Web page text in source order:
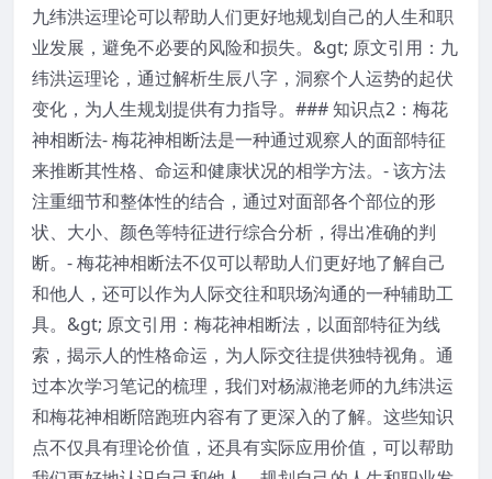
九纬洪运理论可以帮助人们更好地规划自己的人生和职
业发展，避免不必要的风险和损失。&gt; 原文引用：九
纬洪运理论，通过解析生辰八字，洞察个人运势的起伏
变化，为人生规划提供有力指导。### 知识点2：梅花
神相断法- 梅花神相断法是一种通过观察人的面部特征
来推断其性格、命运和健康状况的相学方法。- 该方法
注重细节和整体性的结合，通过对面部各个部位的形
状、大小、颜色等特征进行综合分析，得出准确的判
断。- 梅花神相断法不仅可以帮助人们更好地了解自己
和他人，还可以作为人际交往和职场沟通的一种辅助工
具。&gt; 原文引用：梅花神相断法，以面部特征为线
索，揭示人的性格命运，为人际交往提供独特视角。通
过本次学习笔记的梳理，我们对杨淑滟老师的九纬洪运
和梅花神相断陪跑班内容有了更深入的了解。这些知识
点不仅具有理论价值，还具有实际应用价值，可以帮助